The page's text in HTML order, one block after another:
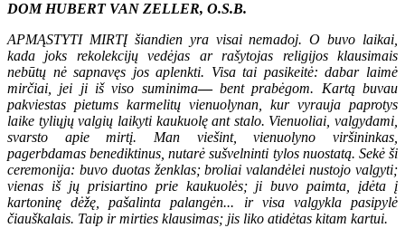
DOM HUBERT VAN ZELLER, O.S.B.
APMĄSTYTI MIRTĮ šiandien yra visai nemadoj. O buvo laikai,
kada joks rekolekcijų vedėjas ar rašytojas religijos klausimais
nebūtų nė sapnavęs jos aplenkti. Visa tai pasikeitė: dabar laimė
mirčiai, jei ji iš viso suminima—bent prabėgom. Kartą buvau
pakviestas pietums karmelitų vienuolynan, kur vyrauja paprotys
laike tyliųjų valgių laikyti kaukuolę ant stalo. Vienuoliai, valgydami,
svarsto apie mirtį. Man viešint, vienuolyno viršininkas,
pagerbdamas benediktinus, nutarė sušvelninti tylos nuostatą. Sekė ši
ceremonija: buvo duotas ženklas; broliai valandėlei nustojo valgyti;
vienas iš jų prisiartino prie kaukuolės; ji buvo paimta, įdėta į
kartoninę dėžę, pašalinta palangėn... ir visa valgykla pasipylė
čiauškalais. Taip ir mirties klausimas; jis liko atidėtas kitam kartui.